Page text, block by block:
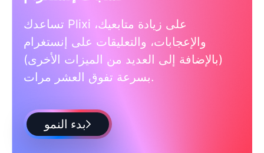
تساعدك Plixi على زيادة متابعيك،
والإعجابات، والتعليقات على إنستغرام
(بالإضافة إلى العديد من الميزات الأخرى)
بسرعة تفوق العشر مرات.
بدء النمو